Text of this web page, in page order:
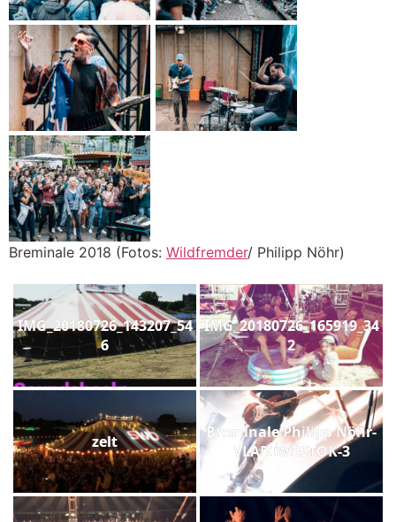
Breminale 2018 (Fotos: Wildfremder/ Philipp Nöhr)
IMG_20180726_143207_54
6
IMG_20180726_165919_34
2
zelt
Breminale Philipp Nöhr-
VLADIWOSTOK-3